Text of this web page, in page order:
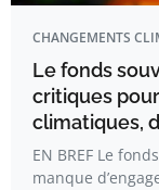
CHANGEMENTS
Le fonds
critiques
climatiques,
EN BREF Le
manque